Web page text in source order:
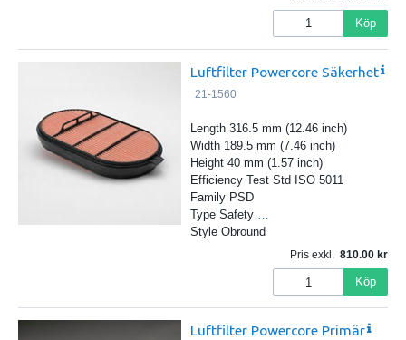
Köp
Luftfilter Powercore Säkerhet
21-1560
Length 316.5 mm (12.46 inch)
Width 189.5 mm (7.46 inch)
Height 40 mm (1.57 inch)
Efficiency Test Std ISO 5011
Family PSD
Type Safety …
Style Obround
Pris exkl. 810.00
Köp
Luftfilter Powercore Primär